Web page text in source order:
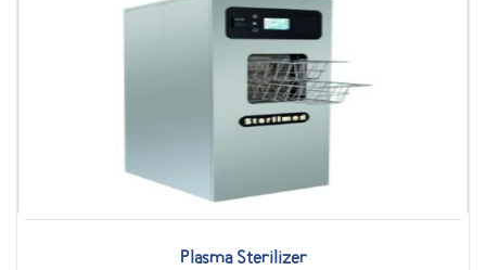
Plasma Sterilizer